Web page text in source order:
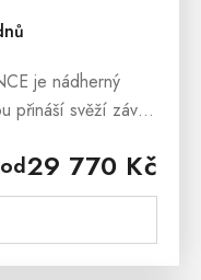
od29 770 Kč
je nádherný
přináší svěží závan
z masivního...